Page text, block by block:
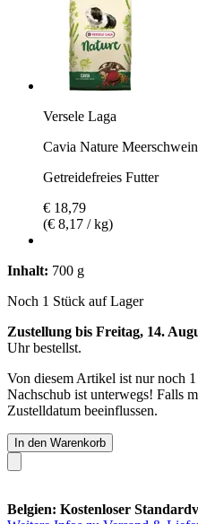
Versele Laga
Cavia Nature
Getreidefreies Futter
€ 18,79
(€ 8,17 / kg)
Inhalt: 700 g
Noch 1 Stück auf Lager
Zustellung bis Freitag, 14.
Uhrbestellst.
Von diesem Artikel ist nur noch
Nachschub ist unterwegs! Falls
Zustelldatum beeinflussen.
In den Warenkorb
Belgien: Kostenloser